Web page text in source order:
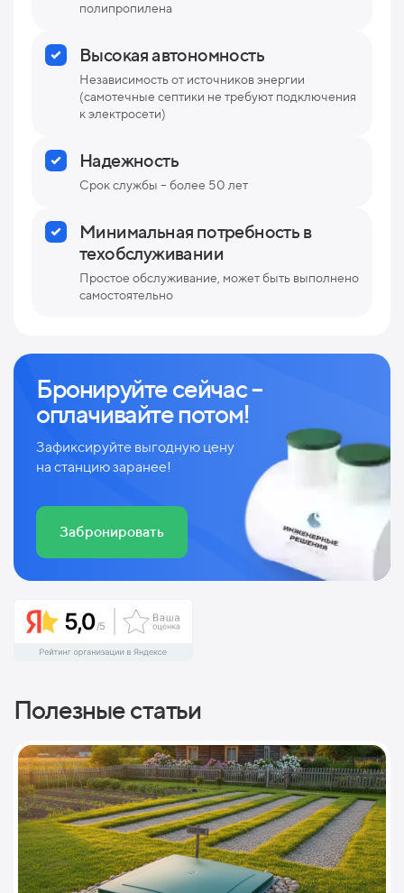
полипропилена
Высокая автономность
Независимость от источников энергии
(самотечные септики не требуют подключения
к электросети)
Надежность
Срок службы – более 50 лет
Минимальная потребность в
техобслуживании
Простое обслуживание, может быть выполнено
самостоятельно
Бронируйте сейчас –
оплачивайте потом!
Зафиксируйте выгодную цену
на станцию заранее!
Забронировать
Полезные статьи